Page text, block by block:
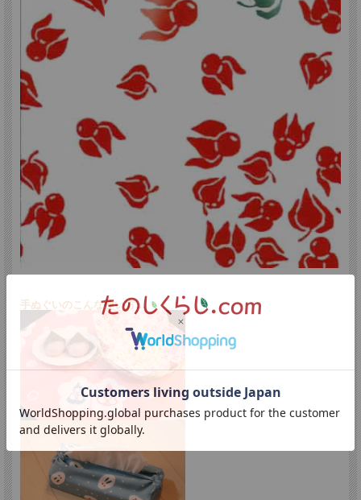
梨園染の手ぬぐいは、伝統工芸の〔注染〕という技法を用い
「伝統的な職人技」と「日本のいま」を染め上げた、こだわりの手ぬぐいです。
デザインにこだわり、手作りにこだわり、生地にこだわる。
日本に古くから伝わる手ぬぐいの良さを今に広めています。
戸田屋商店さんの手ぬぐいへのこだわり
手ぬぐいのこんな使い方…